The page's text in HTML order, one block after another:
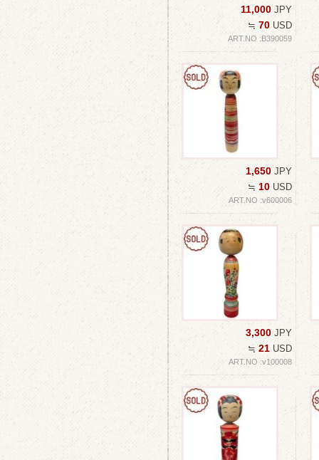
11,000 JPY
≒ 70 USD
ART.NO :B390059
1,650 JPY
≒ 10 USD
ART.NO :v600006
3,300 JPY
≒ 21 USD
ART.NO :v100008